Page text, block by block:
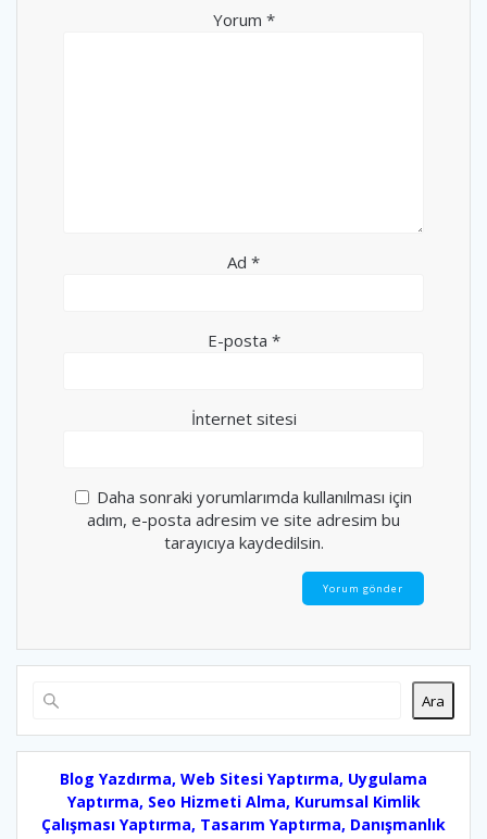
Yorum *
Ad *
E-posta *
İnternet sitesi
Daha sonraki yorumlarımda kullanılması için
adım, e-posta adresim ve site adresim bu
tarayıcıya kaydedilsin.
Ara
Blog Yazdırma, Web Sitesi Yaptırma, Uygulama
Yaptırma, Seo Hizmeti Alma, Kurumsal Kimlik
Çalışması Yaptırma, Tasarım Yaptırma, Danışmanlık